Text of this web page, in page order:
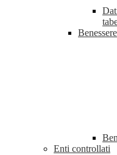
Enti controllati